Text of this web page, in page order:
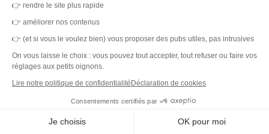
👉 rendre le site plus rapide
👉 améliorer nos contenus
👉 (et si vous le voulez bien) vous proposer des pubs utiles, pas intrusives
On vous laisse le choix : vous pouvez tout accepter, tout refuser ou faire vos
réglages aux petits oignons.
Lire notre politique de confidentialité Déclaration de cookies
Consentements certifiés par
Je choisis OK pour moi